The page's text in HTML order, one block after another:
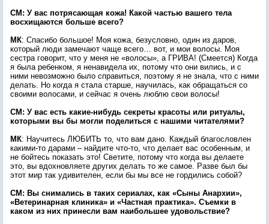
СМ: У вас потрясающая кожа! Какой частью вашего тела
восхищаются больше всего?
МК: Спасибо большое! Моя кожа, безусловно, один из даров,
который люди замечают чаще всего… вот, и мои волосы. Моя
сестра говорит, что у меня не «волосы», а ГРИВА! (Смеется) Когда
я была ребенком, я ненавидела их, потому что они вились, и с
ними невозможно было справиться, поэтому я не знала, что с ними
делать. Но когда я стала старше, научилась, как обращаться со
своими волосами, и сейчас я очень люблю свои волосы!
СМ: У вас есть какие-нибудь секреты красоты или ритуалы,
которыми вы бы могли поделиться с нашими читателями?
МК: Научитесь ЛЮБИТЬ то, что вам дано. Каждый благословлен
какими-то дарами – найдите что-то, что делает вас особенным, и
не бойтесь показать это! Светите, потому что когда вы делаете
это, вы вдохновляете других делать то же самое. Разве был бы
этот мир так удивителен, если бы мы все не гордились собой?
СМ: Вы снимались в таких сериалах, как «Сыны Анархии»,
«Ветеринарная клиника» и «Частная практика». Съемки в
каком из них принесли вам наибольшее удовольствие?